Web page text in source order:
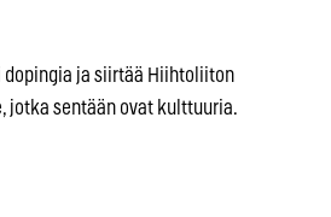
ja siirtää Hiihtoliiton
jotka sentään ovat kulttuuria.